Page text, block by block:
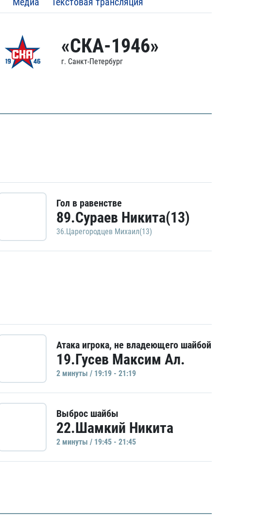
«СКА-1946»
г. Санкт-Петербург
Гол в равенстве
89.Сураев Никита(13)
36.Царегородцев Михаил(13)
Атака игрока, не владеющего шайбой
19.Гусев Максим Ал.
2 минуты / 19:19 - 21:19
Выброс шайбы
22.Шамкий Никита
2 минуты / 19:45 - 21:45